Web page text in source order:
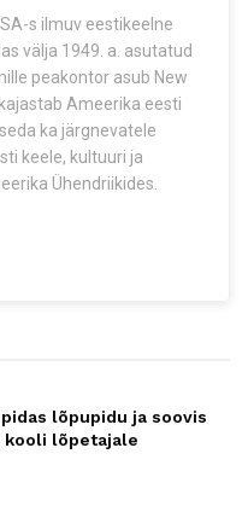
s ilmuv eestikeelne
välja 1949. a. asutatud
peakontor asub New
Ameerika eesti
ka järgnevatele
keele, kultuuri ja
Ühendriikides.
lõpupidu ja soovis
kooli lõpetajale